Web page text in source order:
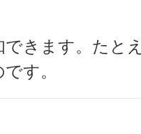
きます。たと
す。